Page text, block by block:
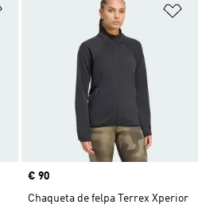
Añadir a la lista de deseos
Precio
€ 90
Chaqueta de felpa Terrex Xperior